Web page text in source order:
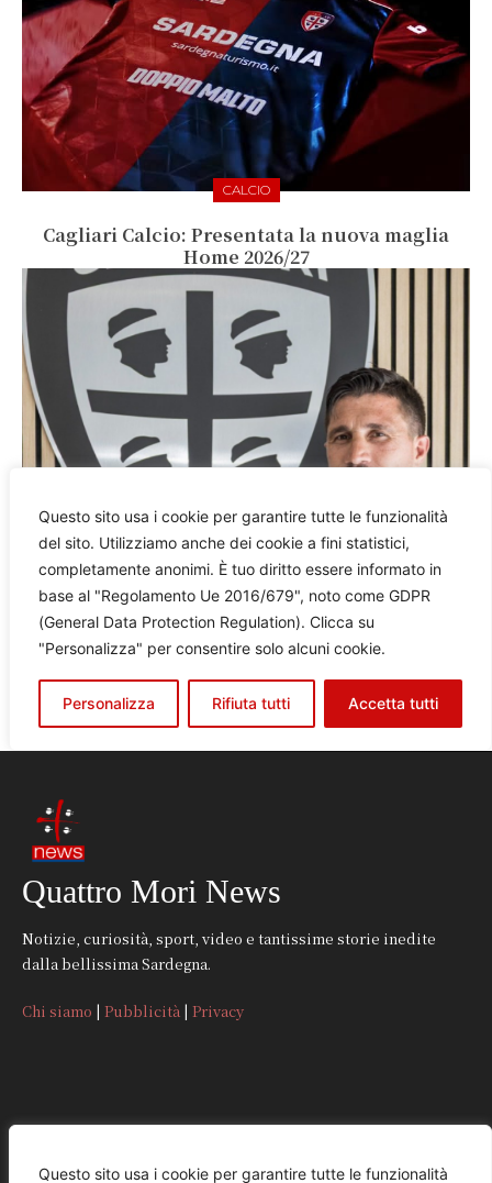
Questo sito usa i cookie per garantire tutte le funzionalità
Quattro Mori News
Notizie, curiosità, sport, video e tantissime storie inedite
dalla bellissima Sardegna.
Chi siamo | Pubblicità | Privacy
CONTATTI